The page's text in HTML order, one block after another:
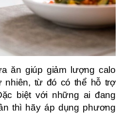
ăn giúp giảm lượng calo
nhiên, từ đó có thể hỗ trợ
biệt với những ai đang
thì hãy áp dụng phương